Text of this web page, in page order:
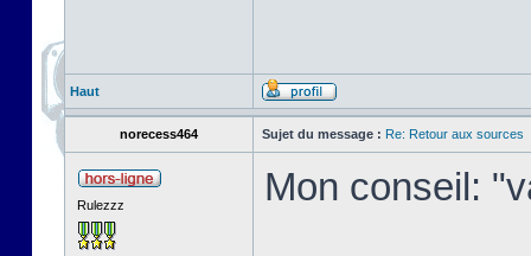
Haut
norecess464 Sujet du message : Re: Retour aux sources
Rulezzz Mon conseil: